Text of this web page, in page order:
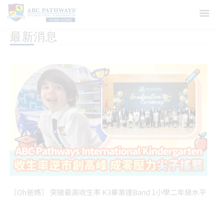
最新消息
［Oh爸媽］ 突破最高收生率 K3畢業達Band 1小學二年級水平